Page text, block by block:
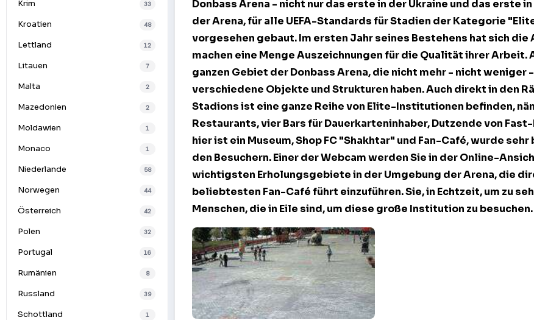
Krim 33
Kroatien 48
Lettland 12
Litauen 7
Malta 2
Mazedonien 2
Moldawien 1
Monaco 1
Niederlande 58
Norwegen 44
Österreich 42
Polen 32
Portugal 16
Rumänien 8
Russland 39
Schottland 1
Donbass Arena - nicht nur das erste in der Ukraine und das erste
der Arena, für alle UEFA-Standards für Stadien der Kategorie
vorgesehen gebaut. Im ersten Jahr seines Bestehens hat sich die
machen eine Menge Auszeichnungen für die Qualität ihrer Arbeit.
ganzen Gebiet der Donbass Arena, die nicht mehr - nicht weniger -
verschiedene Objekte und Strukturen haben. Auch direkt in den
Stadions ist eine ganze Reihe von Elite-Institutionen befinden,
Restaurants, vier Bars für Dauerkarteninhaber, Dutzende von
hier ist ein Museum, Shop FC "Shakhtar" und Fan-Café, wurde
den Besuchern. Einer derWebcamwerden Sie in der Online-
wichtigsten Erholungsgebiete in der Umgebung der Arena, die
beliebtesten Fan-Café führt einzuführen. Sie, in Echtzeit, um zu
Menschen, die in Eile sind, um diese große Institution zu besuchen.